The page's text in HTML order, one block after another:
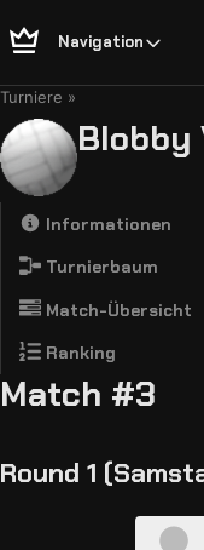
Navigation
Turniere
Blobby
Informationen
Turnierbaum
Match-Übersicht
Ranking
Match #3
Round 1